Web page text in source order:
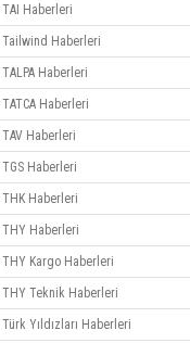
TAI Haberleri
Tailwind Haberleri
TALPA Haberleri
TATCA Haberleri
TAV Haberleri
TGS Haberleri
THK Haberleri
THY Haberleri
THY Kargo Haberleri
THY Teknik Haberleri
Türk Yıldızları Haberleri